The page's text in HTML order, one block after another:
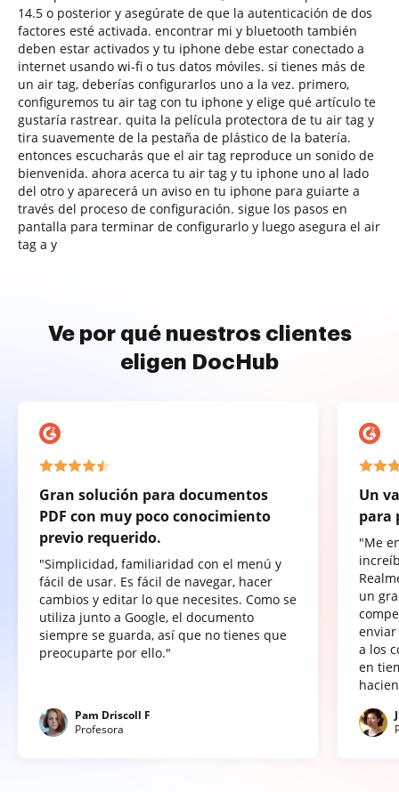
14.5 o posterior y asegúrate de que la autenticación de dos
factores esté activada. encontrar mi y bluetooth también
deben estar activados y tu iphone debe estar conectado a
internet usando wi-fi o tus datos móviles. si tienes más de
un air tag, deberías configurarlos uno a la vez. primero,
configuremos tu air tag con tu iphone y elige qué artículo te
gustaría rastrear. quita la película protectora de tu air tag y
tira suavemente de la pestaña de plástico de la batería.
entonces escucharás que el air tag reproduce un sonido de
bienvenida. ahora acerca tu air tag y tu iphone uno al lado
del otro y aparecerá un aviso en tu iphone para guiarte a
través del proceso de configuración. sigue los pasos en
pantalla para terminar de configurarlo y luego asegura el air
tag a y
Ve por qué nuestros clientes
eligen DocHub
Gran solución para documentos
PDF con muy poco conocimiento
previo requerido.
"Simplicidad, familiaridad con el menú y
fácil de usar. Es fácil de navegar, hacer
cambios y editar lo que necesites. Como se
utiliza junto a Google, el documento
siempre se guarda, así que no tienes que
preocuparte por ello."
Pam Driscoll F
Profesora
Un
para
"Me
un
a los
en